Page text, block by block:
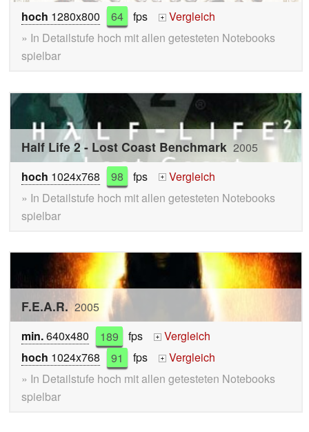
hoch 1280x800 64 fps +
Vergleich
» In Detailstufe hoch mit allen getesteten Notebooks
spielbar
Half Life 2 - Lost Coast Benchmark 2005
hoch 1024x768 98 fps +
Vergleich
» In Detailstufe hoch mit allen getesteten Notebooks
spielbar
F.E.A.R. 2005
min.640x480 189 fps +
Vergleich
hoch 1024x768 91 fps +
Vergleich
» In Detailstufe hoch mit allen getesteten Notebooks
spielbar